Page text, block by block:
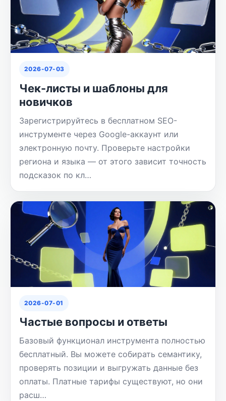
2026-07-03
Чек-листы и шаблоны для
новичков
Зарегистрируйтесь в бесплатном SEO-
инструменте через Google-аккаунт или
электронную почту. Проверьте настройки
региона и языка — от этого зависит точность
подсказок по кл…
2026-07-01
Частые вопросы и ответы
Базовый функционал инструмента полностью
бесплатный. Вы можете собирать семантику,
проверять позиции и выгружать данные без
оплаты. Платные тарифы существуют, но они
расш…